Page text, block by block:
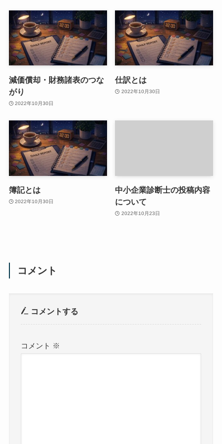
減価償却・財務諸表のつな
がり
2022年10月30日
仕訳とは
2022年10月30日
簿記とは
2022年10月30日
中小企業診断士の投稿内容
について
2022年10月23日
コメント
コメントする
コメント ※